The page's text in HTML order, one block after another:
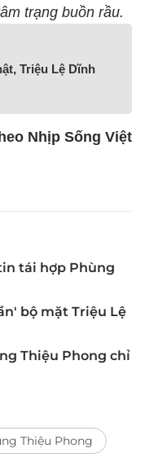
trạng buồn rầu.
Triệu Lệ Dĩnh
Nhịp Sống Việt
tái hợp Phùng
bộ mặt Triệu Lệ
Thiệu Phong chỉ
Thiệu Phong